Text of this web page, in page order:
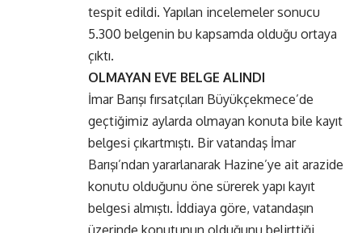
tespit edildi. Yapılan incelemeler sonucu
5.300 belgenin bu kapsamda olduğu ortaya
çıktı.
OLMAYAN EVE BELGE ALINDI
İmar Barışı fırsatçıları Büyükçekmece’de
geçtiğimiz aylarda olmayan konuta bile kayıt
belgesi çıkartmıştı. Bir vatandaş İmar
Barışı’ndan yararlanarak Hazine’ye ait arazide
konutu olduğunu öne sürerek yapı kayıt
belgesi almıştı. İddiaya göre, vatandaşın